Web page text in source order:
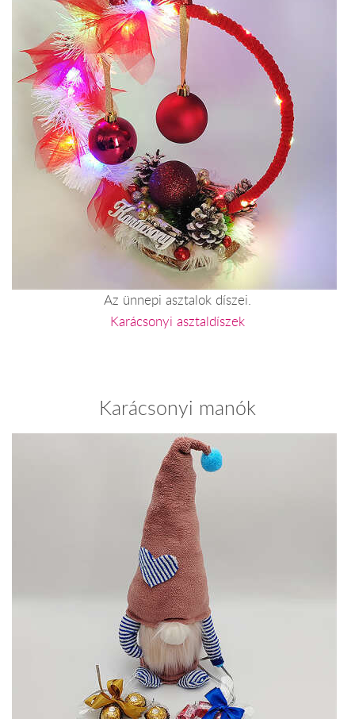
Az ünnepi asztalok díszei.
Karácsonyi asztaldíszek
Karácsonyi manók